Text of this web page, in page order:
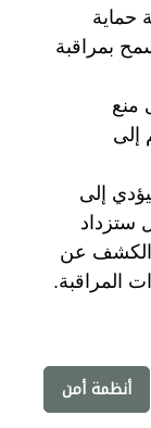
حماية
بمراقبة
منع
إلى
إلى
ستزداد
الكشف عن
المراقبة.
أنظمة أمن